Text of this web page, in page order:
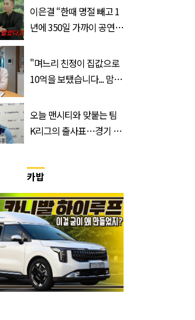
이은결 “한때 명절 빼고 1
년에 350일 가까이 공연했
(이유)
"며느리 친정이 집값으로
10억을 보탰습니다... 맘이
오늘 맨시티와 맞붙는 팀
K리그의 출사표…경기 시
카밥